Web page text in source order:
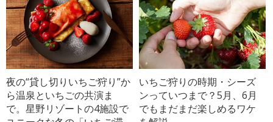
夜の“貸し切りいちご狩り”か
ら温泉といちごの共演ま
で。星野リゾートの4施設で
いちご狩りの時期・シーズ
ンっていつまで？5月、6月
でもまだまだ楽しめるワケ